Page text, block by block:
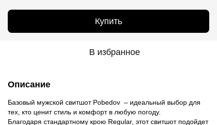
Купить
В избранное
Описание
Базовый мужской свитшот Pobedov – идеальный выбор для
тех, кто ценит стиль и комфорт в любую погоду.
Благодаря стандартному крою Regular, этот свитшот подойдет